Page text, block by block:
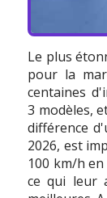
Le plus
pour la
centaines
3 modèles,
différence
2026, est
100 km/h
ce qui leur